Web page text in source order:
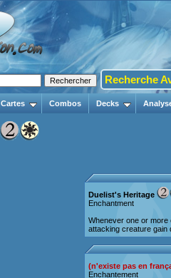
Recherche
Cartes Combos Decks
Duelist's Heritage
Enchantment
Whenever one or
attacking creature gain
(n'existe pas en
Enchantement